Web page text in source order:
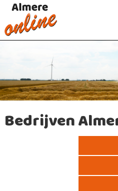
Bedrijven